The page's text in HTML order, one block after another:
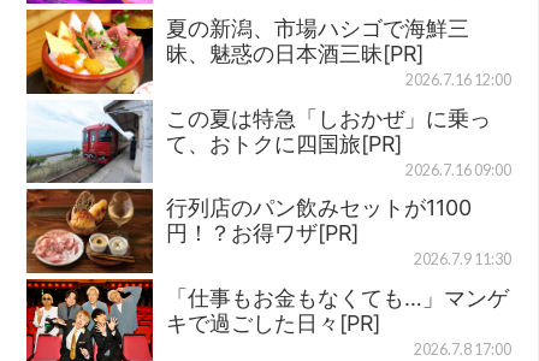
夏の新潟、市場ハシゴで海鮮三
昧、魅惑の日本酒三昧[PR]
2026.7.16 12:00
この夏は特急「しおかぜ」に乗っ
て、おトクに四国旅[PR]
2026.7.16 09:00
行列店のパン飲みセットが1100
円！？お得ワザ[PR]
2026.7.9 11:30
「仕事もお金もなくても…」マンゲ
キで過ごした日々[PR]
2026.7.8 17:00